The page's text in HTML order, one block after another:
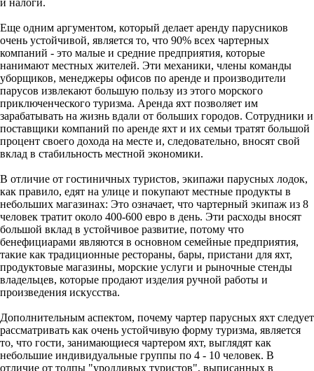
Еще одним аргументом, который делает аренду парусников
очень устойчивой, является то, что 90% всех чартерных
компаний - это малые и средние предприятия, которые
нанимают местных жителей. Эти механики, члены команды
уборщиков, менеджеры офисов по аренде и производители
парусов извлекают большую пользу из этого морского
приключенческого туризма. Аренда яхт позволяет им
зарабатывать на жизнь вдали от больших городов. Сотрудники и
поставщики компаний по аренде яхт и их семьи тратят большой
процент своего дохода на месте и, следовательно, вносят свой
вклад в стабильность местной экономики.
В отличие от гостиничных туристов, экипажи парусных лодок,
как правило, едят на улице и покупают местные продукты в
небольших магазинах: Это означает, что чартерный экипаж из 8
человек тратит около 400-600 евро в день. Эти расходы вносят
большой вклад в устойчивое развитие, потому что
бенефициарами являются в основном семейные предприятия,
такие как традиционные рестораны, бары, пристани для яхт,
продуктовые магазины, морские услуги и рыночные стенды
владельцев, которые продают изделия ручной работы и
произведения искусства.
Дополнительным аспектом, почему чартер парусных яхт следует
рассматривать как очень устойчивую форму туризма, является
то, что гости, занимающиеся чартером яхт, выглядят как
небольшие индивидуальные группы по 4 - 10 человек. В
отличие от толпы "уродливых туристов", выписанных в